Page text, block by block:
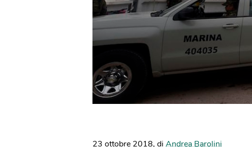
23 ottobre 2018, di Andrea Barolini